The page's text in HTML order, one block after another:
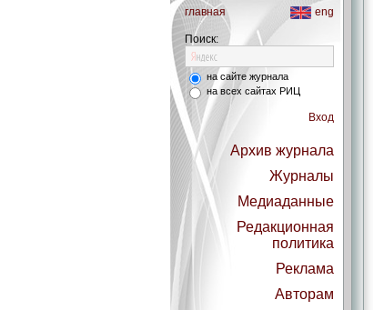
главная eng
Поиск:
на сайте журнала
на всех сайтах РИЦ
Вход
Архив журнала
Журналы
Медиаданные
Редакционная
политика
Реклама
Авторам